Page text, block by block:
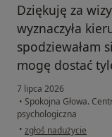
Dziękuję za
wyznaczyła
spodziewałam
mogę dostać
7 lipca 2026
• Spokojna Głowa.
psychologiczna
• w opinii użytkownika
zgłoś nadużycie